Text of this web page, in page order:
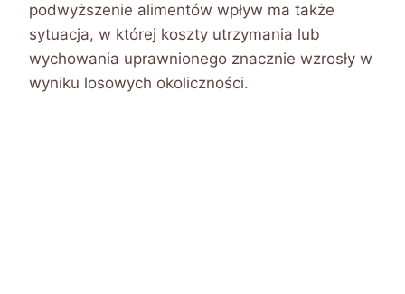
podwyższenie alimentów wpływ ma także
sytuacja, w której koszty utrzymania lub
wychowania uprawnionego znacznie wzrosły w
wyniku losowych okoliczności.